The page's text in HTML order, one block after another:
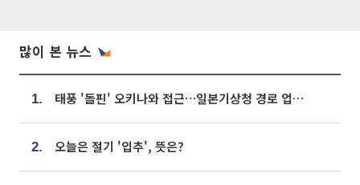
많이 본 뉴스
1. 태풍 '돌핀' 오키나와 접근…일본기상청 경로 업데이트
2. 오늘은 절기 '입추', 뜻은?